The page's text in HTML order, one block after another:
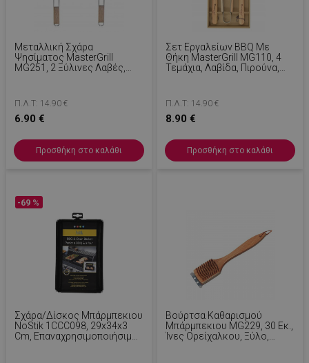
Μεταλλική Σχάρα
Ψησίματος MasterGrill
MG251, 2 Ξύλινες Λαβές,
Π.Λ.Τ: 14.90 €
6.90 €
Προσθήκη στο καλάθι
Σετ Εργαλείων BBQ Με
Θήκη MasterGrill MG110, 4
Τεμάχια, Λαβίδα, Πιρούνα,
Π.Λ.Τ: 14.90 €
8.90 €
Προσθήκη στο καλάθι
Σχάρα/Δίσκος Μπάρμπεκιου
NoStik 1CCC098, 29x34x3
Cm, Επαναχρησιμοποιήσιμο,
-69 %
Βούρτσα Καθαρισμού
Μπάρμπεκιου MG229, 30 Εκ.,
Ίνες Ορείχαλκου, Ξύλο,